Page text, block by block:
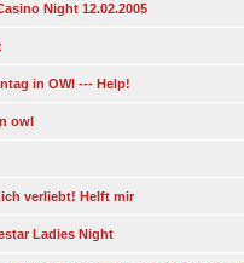
Night 12.02.2005
in OWl --- Help!
owl
verliebt! Helft mir
Ladies Night